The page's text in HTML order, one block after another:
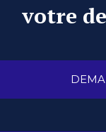
votre